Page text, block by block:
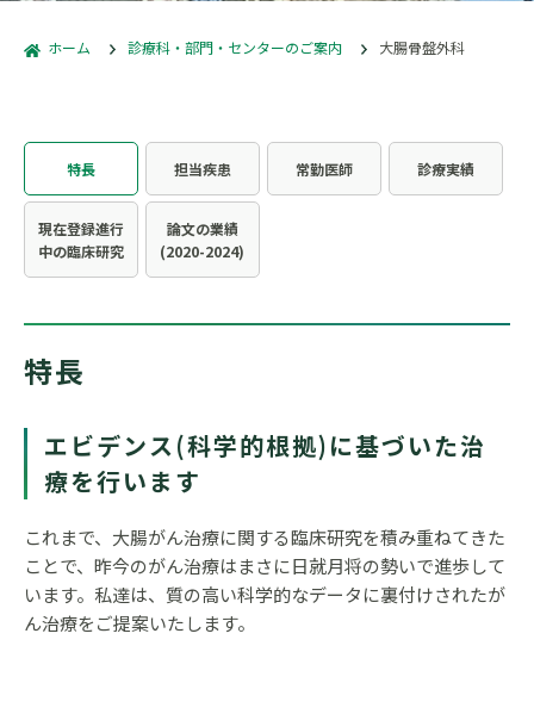
ホーム 診療科・部門・センターのご案内 大腸骨盤外科
特長 担当疾患 常勤医師 診療実績
現在登録進行
中の臨床研究
論文の業績
(2020-2024)
特長
エビデンス(科学的根拠)に基づいた治
療を行います
これまで、大腸がん治療に関する臨床研究を積み重ねてきた
ことで、昨今のがん治療はまさに日就月将の勢いで進歩して
います。私達は、質の高い科学的なデータに裏付けされたが
ん治療をご提案いたします。